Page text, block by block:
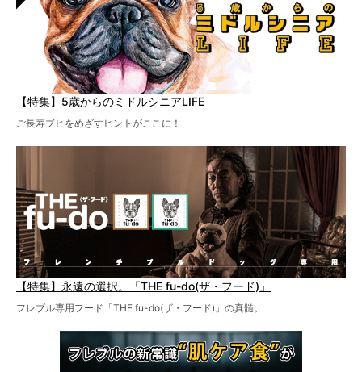
【特集】5歳からのミドルシニアLIFE
ご長寿ブヒをめざすヒントがここに！
【特集】永遠の選択。「THE fu-do(ザ・フード)」
フレブル専用フード「THE fu-do(ザ・フード)」の真髄。